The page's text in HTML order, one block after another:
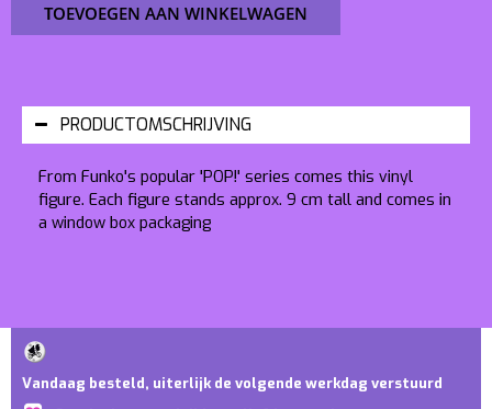
TOEVOEGEN AAN WINKELWAGEN
PRODUCTOMSCHRIJVING
From Funko's popular 'POP!' series comes this vinyl
figure. Each figure stands approx. 9 cm tall and comes in
a window box packaging
Vandaag besteld, uiterlijk de volgende werkdag verstuurd